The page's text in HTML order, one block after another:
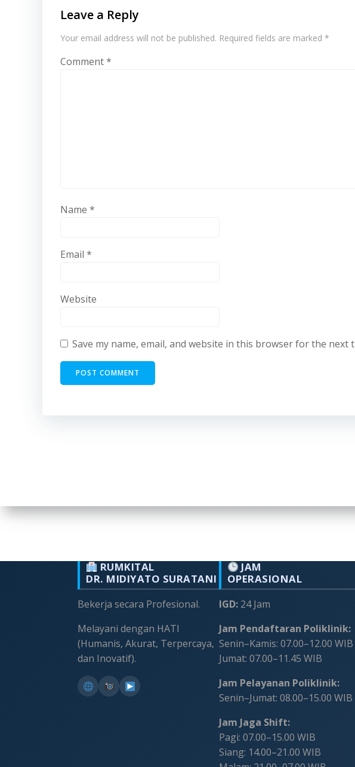
Leave a Reply
Your email address will not be published. Required fields are marked *
Comment*
Name *
Email *
Website
Save my name, email, and website in this browser for the next
RUMKITAL
DR. MIDIYATO SURATANI
Bekerja secara Profesional.
Melayani dengan HATI
(Humanis, Akurat, Terpercaya,
dan Inovatif).
JAM
OPERASIONAL
IGD:24 Jam
Jam Pendaftaran Poliklinik:
Senin–Kamis: 07.00–12.00 WIB
Jumat: 07.00–11.45 WIB
Jam Pelayanan Poliklinik:
Senin–Jumat: 08.00–15.00 WIB
Jam Jaga Shift:
Pagi: 07.00–15.00 WIB
Siang: 14.00–21.00 WIB